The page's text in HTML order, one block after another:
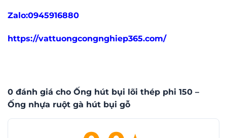
Zalo:0945916880
https://vattuongcongnghiep365.com/
0 đánh giá cho Ống hút bụi lõi thép phi 150 –
Ống nhựa ruột gà hút bụi gỗ